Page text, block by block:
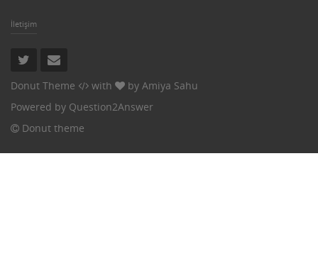
İletişim
Donut Theme with by Amiya Sahu
Powered by Question2Answer
Donut theme